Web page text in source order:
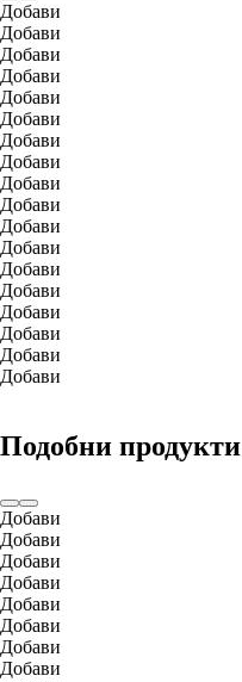
Добави
Добави
Добави
Добави
Добави
Добави
Добави
Добави
Добави
Добави
Добави
Добави
Добави
Добави
Добави
Добави
Добави
Добави
Подобни продукти
Добави
Добави
Добави
Добави
Добави
Добави
Добави
Добави